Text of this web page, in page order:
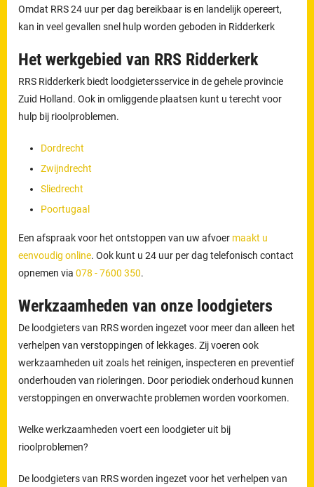
Omdat RRS 24 uur per dag bereikbaar is en landelijk opereert,
kan in veel gevallen snel hulp worden geboden in Ridderkerk
Het werkgebied van RRS Ridderkerk
RRS Ridderkerk biedt loodgietersservice in de gehele provincie
Zuid Holland. Ook in omliggende plaatsen kunt u terecht voor
hulp bij rioolproblemen.
Dordrecht
Zwijndrecht
Sliedrecht
Poortugaal
Een afspraak voor het ontstoppen van uw afvoer maakt u
eenvoudig online. Ook kunt u 24 uur per dag telefonisch contact
opnemen via078 - 7600 350.
Werkzaamheden van onze loodgieters
De loodgieters van RRS worden ingezet voor meer dan alleen het
verhelpen van verstoppingen of lekkages. Zij voeren ook
werkzaamheden uit zoals het reinigen, inspecteren en preventief
onderhouden van rioleringen. Door periodiek onderhoud kunnen
verstoppingen en onverwachte problemen worden voorkomen.
Welke werkzaamheden voert een loodgieter uit bij
rioolproblemen?
De loodgieters van RRS worden ingezet voor het verhelpen van